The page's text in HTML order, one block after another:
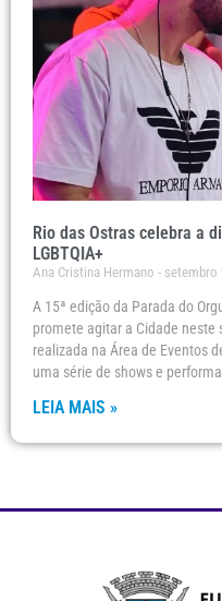
Rio das Ostras celebra a
LGBTQIA+
Ana Cristina Hermano setembro
A 15ª edição da Parada do
promete agitar a Cidade neste
realizada na Área de Eventos
uma série de shows e
LEIA MAIS »